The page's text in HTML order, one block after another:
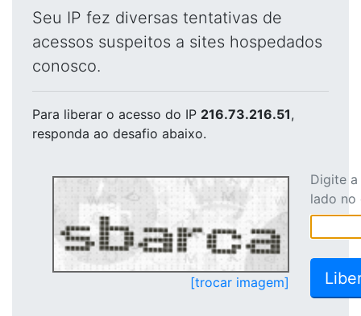
Seu IP fez diversas tentativas de
acessos suspeitos a sites hospedados
conosco.
Para liberar o acesso do IP 216.73.216.51,
responda ao desafio abaixo.
[trocar imagem]
Digite
lado no